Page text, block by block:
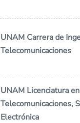
UNAM Carrera de
Telecomunicaciones
UNAM Licenciatura
Telecomunicaciones,
Electrónica